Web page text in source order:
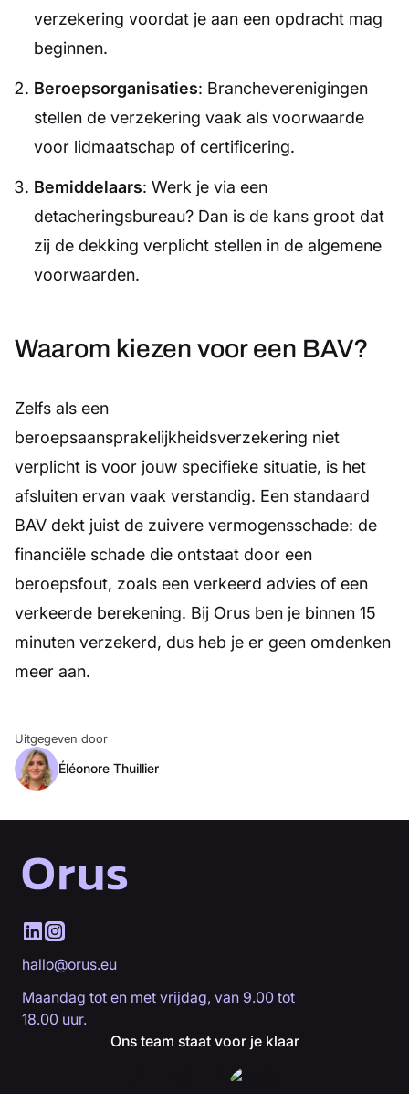
verzekering voordat je aan een opdracht mag
beginnen.
Beroepsorganisaties: Brancheverenigingen
stellen de verzekering vaak als voorwaarde
voor lidmaatschap of certificering.
Bemiddelaars: Werk je via een
detacheringsbureau? Dan is de kans groot dat
zij de dekking verplicht stellen in de algemene
voorwaarden.
Waarom kiezen voor een BAV?
Zelfs als een
beroepsaansprakelijkheidsverzekering niet
verplicht is voor jouw specifieke situatie, is het
afsluiten ervan vaak verstandig. Een standaard
BAV dekt juist de zuivere vermogensschade: de
financiële schade die ontstaat door een
beroepsfout, zoals een verkeerd advies of een
verkeerde berekening. Bij Orus ben je binnen 15
minuten verzekerd, dus heb je er geen omdenken
meer aan.
Uitgegeven door
Éléonore Thuillier
hallo@orus.eu
Maandag tot en met vrijdag, van 9.00 tot
18.00 uur.
Ons team staat voor je klaar